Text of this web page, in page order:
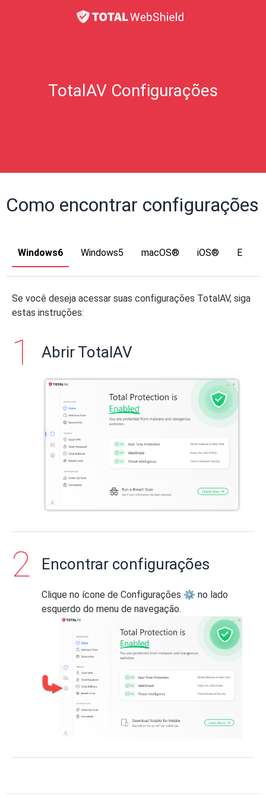
TotalAV Configurações
Como encontrar configurações
Windows6 Windows5 macOS® iOS® E
Se você deseja acessar suas configurações TotalAV, siga
estas instruções:
Abrir TotalAV
Encontrar configurações
Clique no ícone de Configurações ⚙ no lado
esquerdo do menu de navegação.